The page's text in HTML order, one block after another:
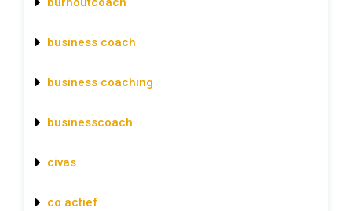
business coach
business coaching
businesscoach
civas
co actief